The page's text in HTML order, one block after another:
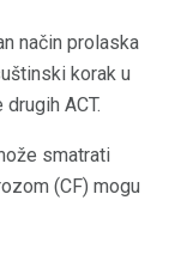
način prolaska
korak u
ACT.
smatrati
(CF) mogu